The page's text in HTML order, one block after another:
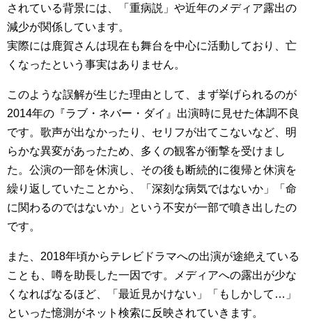
されている背景には、「重病説」や近年のメディア露出の
減少が関係しています。
実際には鹿賀さんは現在も舞台を中心に活動しており、亡
くなったという事実はありません。
このような誤解が生じた理由として、まず挙げられるのが
2014年の『ラブ・ネバー・ダイ』出演時に見せた体調不良
です。歌声が出なかったり、セリフが出てこないなど、明
らかな異変があったため、多くの観客が衝撃を受けまし
た。公演の一部を休演し、その後も断続的に復帰と休演を
繰り返していたことから、「深刻な病気ではないか」「命
に関わるのではないか」という不安が一部で噴き出したの
です。
また、2018年頃からテレビドラマへの出演が途絶えている
ことも、噂を助長した一因です。メディアへの露出が少な
くなればなるほど、「最近見かけない」「もしかして…」
といった憶測がネット検索に反映されていきます。